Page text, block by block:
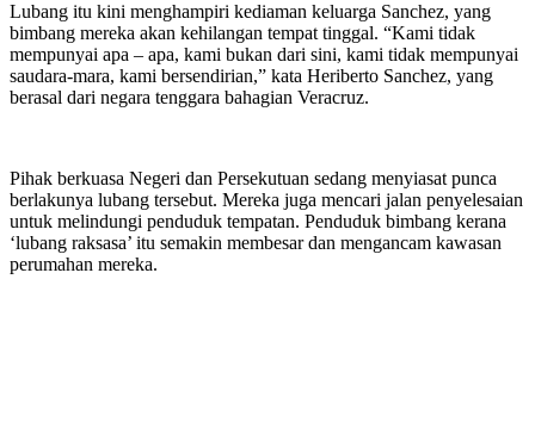
Lubang itu kini menghampiri kediaman keluarga Sanchez, yang
bimbang mereka akan kehilangan tempat tinggal. “Kami tidak
mempunyai apa – apa, kami bukan dari sini, kami tidak mempunyai
saudara-mara, kami bersendirian,” kata Heriberto Sanchez, yang
berasal dari negara tenggara bahagian Veracruz.
Pihak berkuasa Negeri dan Persekutuan sedang menyiasat punca
berlakunya lubang tersebut. Mereka juga mencari jalan penyelesaian
untuk melindungi penduduk tempatan. Penduduk bimbang kerana
‘lubang raksasa’ itu semakin membesar dan mengancam kawasan
perumahan mereka.